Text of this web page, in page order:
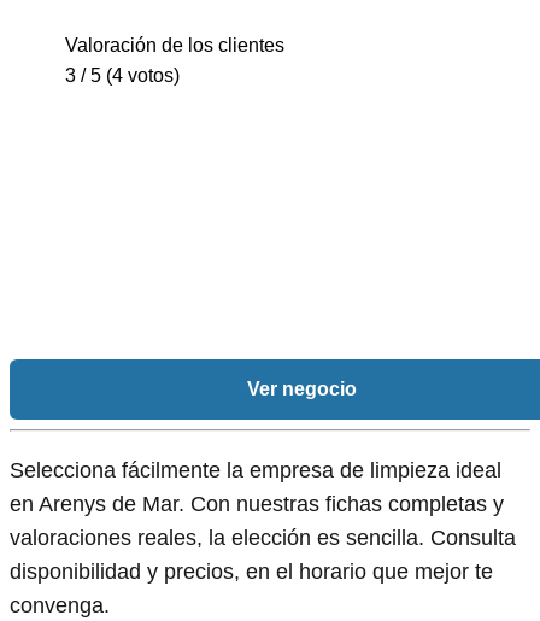
Valoración de los clientes
3 / 5 (4 votos)
Ver negocio
Selecciona fácilmente la empresa de limpieza ideal
en Arenys de Mar. Con nuestras fichas completas y
valoraciones reales, la elección es sencilla. Consulta
disponibilidad y precios, en el horario que mejor te
convenga.